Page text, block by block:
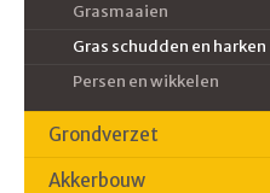
Grasmaaien
Gras schudden en harken
Persen en wikkelen
Grondverzet
Akkerbouw